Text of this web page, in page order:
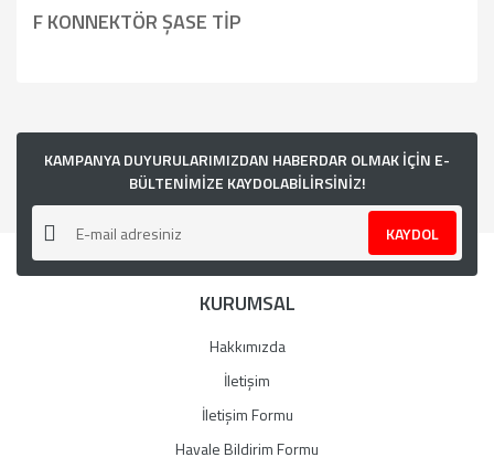
F KONNEKTÖR ŞASE TİP
kullanarak tarafımıza iletebilirsiniz.
Görüş ve önerileriniz için teşekkür ederiz.
Ürün resmi kalitesiz, bozuk veya görüntülenemiyor.
Ürün açıklamasında eksik bilgiler bulunuyor.
Ürün bilgilerinde hatalar bulunuyor.
Ürün fiyatı diğer sitelerden daha pahalı.
KAMPANYA DUYURULARIMIZDAN HABERDAR OLMAK İÇİN E-
BÜLTENİMİZE KAYDOLABİLİRSİNİZ!
KAYDOL
KURUMSAL
Hakkımızda
İletişim
İletişim Formu
Havale Bildirim Formu